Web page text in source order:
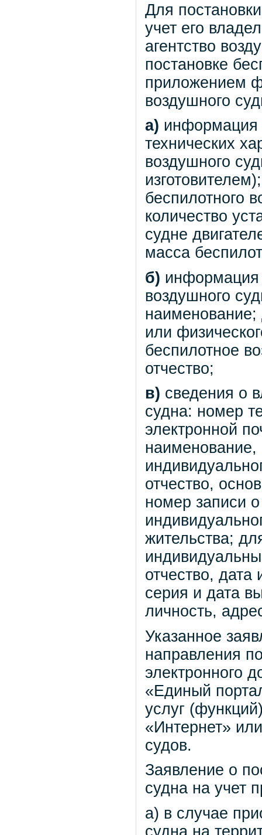
Для
учет его
агентство
постановке
приложением
воздушного
а) информация
технических
воздушного
беспилотного
количество
судне
масса
б) информация
воздушного
наименование;
или
беспилотное
отчество;
в) сведения о
судна: номер
электронной
отчество,
номер записи о
жительства;
отчество,
серия и дата
личность,
Указанное
направления
электронного
«Единый
услуг
«Интернет»
судов.
Заявление о
судна на учет
а) в случае
судна на